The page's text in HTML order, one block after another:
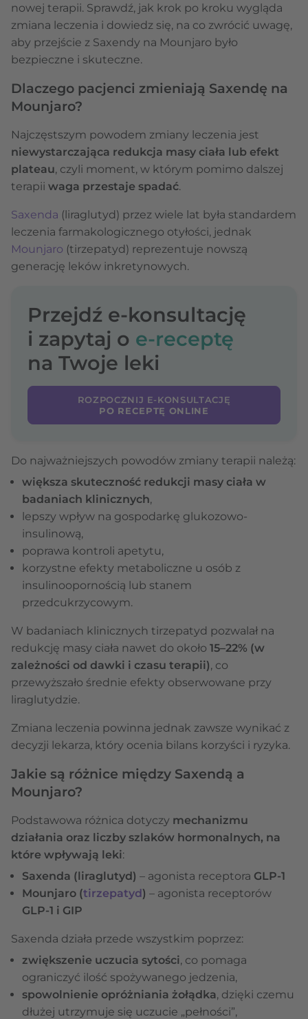
nowej terapii. Sprawdź, jak krok po kroku wygląda
zmiana leczenia i dowiedz się, na co zwrócić uwagę,
aby przejście z Saxendy na Mounjaro było
bezpieczne i skuteczne.
Dlaczego pacjenci zmieniają Saxendę na
Mounjaro?
Najczęstszym powodem zmiany leczenia jest
niewystarczająca redukcja masy ciała lub efekt
plateau, czyli moment, w którym pomimo dalszej
terapii waga przestaje spadać.
Saxenda (liraglutyd) przez wiele lat była standardem
leczenia farmakologicznego otyłości, jednak
Mounjaro (tirzepatyd) reprezentuje nowszą
generację leków inkretynowych.
Przejdź e-konsultację
i zapytaj o e-receptę
na Twoje leki
ROZPOCZNIJ E-KONSULTACJĘ
PO RECEPTĘ ONLINE
Do najważniejszych powodów zmiany terapii należą:
większa skuteczność redukcji masy ciała w
badaniach klinicznych,
lepszy wpływ na gospodarkę glukozowo-
insulinową,
poprawa kontroli apetytu,
korzystne efekty metaboliczne u osób z
insulinoopornością lub stanem
przedcukrzycowym.
W badaniach klinicznych tirzepatyd pozwalał na
redukcję masy ciała nawet do około 15–22% (w
zależności od dawki i czasu terapii), co
przewyższało średnie efekty obserwowane przy
liraglutydzie.
Zmiana leczenia powinna jednak zawsze wynikać z
decyzji lekarza, który ocenia bilans korzyści i ryzyka.
Jakie są różnice między Saxendą a
Mounjaro?
Podstawowa różnica dotyczy mechanizmu
działania oraz liczby szlaków hormonalnych, na
które wpływają leki:
Saxenda (liraglutyd) – agonista receptora GLP-1
Mounjaro (tirzepatyd) – agonista receptorów
GLP-1 i GIP
Saxenda działa przede wszystkim poprzez:
zwiększenie uczucia sytości, co pomaga
ograniczyć ilość spożywanego jedzenia,
spowolnienie opróżniania żołądka, dzięki czemu
dłużej utrzymuje się uczucie „pełności”,